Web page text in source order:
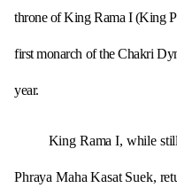
throne of King Rama I (King
first monarch of the Chakri
year.
King Rama I, while still
Phraya Maha Kasat Suek,